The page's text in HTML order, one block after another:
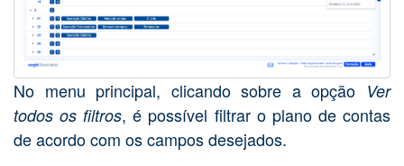
No menu principal, clicando sobre a opção Ver
todos os filtros, é possível filtrar o plano de contas
de acordo com os campos desejados.